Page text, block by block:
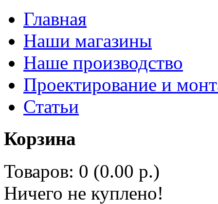
Главная
Наши магазины
Наше производство
Проектирование и
Статьи
Корзина
Товаров: 0 (0.00 р.)
Ничего не куплено!